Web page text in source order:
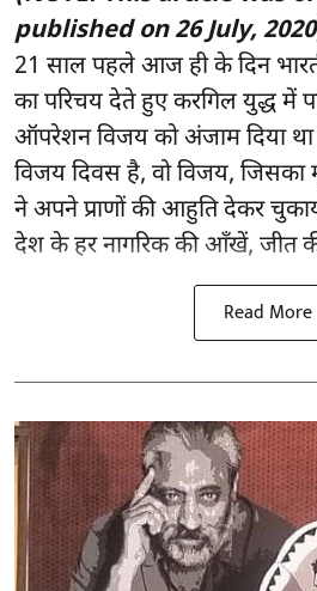
published on 26 July,
21 साल पहले आज ही के दिन
का परिचय देते हुए करगिल युद्ध में
ऑपरेशन विजय को अंजाम दिया
विजय दिवस है, वो विजय, जिसका
ने अपने प्राणों की आहुति देकर
देश के हर नागरिक की आँखें, जीत
Read More